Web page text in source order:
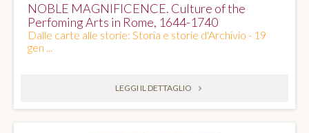
NOBLE MAGNIFICENCE. Culture of the
Perfoming Arts in Rome, 1644-1740
Dalle carte alle storie: Storia e storie d'Archivio - 19
gen ...
LEGGI IL DETTAGLIO